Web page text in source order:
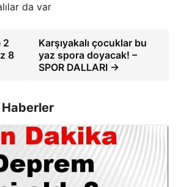
da var
2
8
Karşıyakalı çocuklar bu
yaz spora doyacak! –
SPOR DALLARI →